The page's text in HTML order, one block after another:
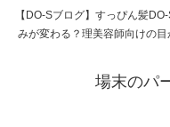
【DO-Sブログ】すっぴん髪
みが変わる？理美容師向けの
場末のパ